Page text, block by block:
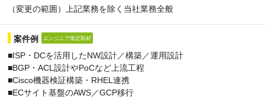
（変更の範囲）上記業務を除く当社業務全般
案件例 エンジニア限定取材
■ISP・DCを活用したNW設計／構築／運用設計
■BGP・ACL設計やPoCなど上流工程
■Cisco機器検証構築・RHEL連携
■ECサイト基盤のAWS／GCP移行